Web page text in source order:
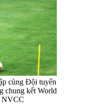
cùng Đội tuyển
chung kết World
NVCC